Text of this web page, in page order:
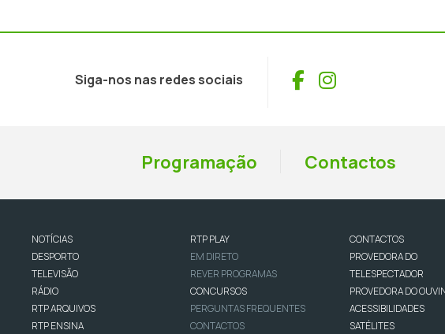
Siga-nos nas redes sociais Facebook
Instagram
Programação Contactos
NOTÍCIAS
DESPORTO
TELEVISÃO
RÁDIO
RTP ARQUIVOS
RTP ENSINA
RTP PLAY
EM DIRETO
REVER PROGRAMAS
CONCURSOS
PERGUNTAS FREQUENTES
CONTACTOS
CONTACTOS
PROVEDORA DO
TELESPECTADOR
PROVEDORA DO
ACESSIBILIDADES
SATÉLITES